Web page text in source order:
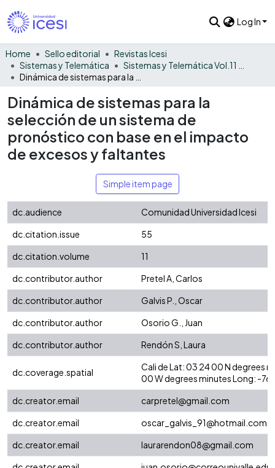
Log In
Home Sello editorial
Revistas Icesi
Sistemas y Telemática
Dinámica de sistemas para la
selección de un sistema de
pronóstico con base en el impacto
de excesos y faltantes
Simple item page
dc.audience
Comunidad Universidad Icesi
dc.citation.issue
55
dc.citation.volume
11
dc.contributor.author
Pretel A, Carlos
dc.contributor.author
Galvis P., Oscar
dc.contributor.author
Osorio G., Juan
dc.contributor.author
Rendón S, Laura
dc.coverage.spatial
Cali de Lat: 03 24 00 N degrees
00 W degrees minutes Long: -
dc.creator.email
carpretel@gmail.com
dc.creator.email
oscar_galvis_91@hotmail.com
dc.creator.email
laurarendon08@gmail.com